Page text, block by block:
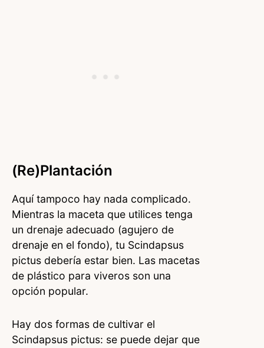
(Re)plantación
Aquí tampoco hay nada complicado.
Mientras la maceta que utilices tenga
un drenaje adecuado (agujero de
drenaje en el fondo), tu Scindapsus
pictus debería estar bien. Las macetas
de plástico para viveros son una
opción popular.
Hay dos formas de cultivar el
Scindapsus pictus: se puede dejar que